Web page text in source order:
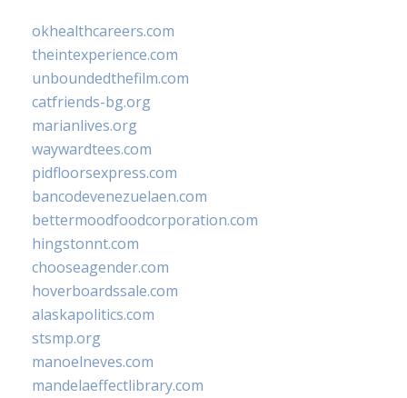
okhealthcareers.com
theintexperience.com
unboundedthefilm.com
catfriends-bg.org
marianlives.org
waywardtees.com
pidfloorsexpress.com
bancodevenezuelaen.com
bettermoodfoodcorporation.com
hingstonnt.com
chooseagender.com
hoverboardssale.com
alaskapolitics.com
stsmp.org
manoelneves.com
mandelaeffectlibrary.com